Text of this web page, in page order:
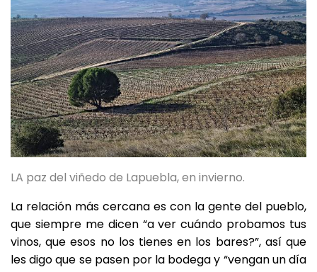
LA paz del viñedo de Lapuebla, en invierno.
La relación más cercana es con la gente del pueblo,
que siempre me dicen “a ver cuándo probamos tus
vinos, que esos no los tienes en los bares?”, así que
les digo que se pasen por la bodega y “vengan un día